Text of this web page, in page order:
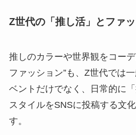
Z世代の「推し活」とファ
推しのカラーや世界観をコー
ファッション”も、Z世代では
ベントだけでなく、日常的に
スタイルをSNSに投稿する文
す。